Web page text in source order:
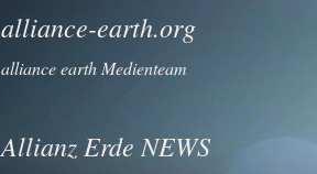
alliance-earth.org
alliance earth Medienteam
Allianz Erde NEWS